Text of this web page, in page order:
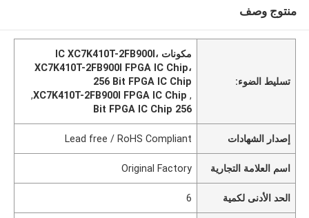
منتوج وصف
تسليط الضوء:
مكونات IC XC7K410T-2FB900I،
XC7K410T-2FB900I FPGA IC Chip،
256 Bit FPGA IC Chip
,
XC7K410T-2FB900I FPGA IC Chip
,
256 Bit FPGA IC Chip
إصدار الشهادات Lead free / RoHS Compliant
اسم العلامة التجارية Original Factory
الحد الأدنى لكمية 6